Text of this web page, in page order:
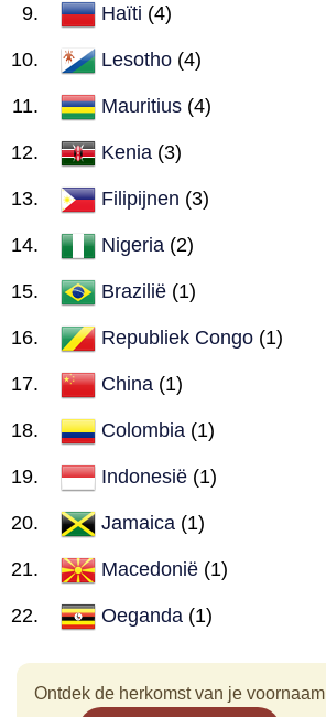
Haïti (4)
Lesotho (4)
Mauritius (4)
Kenia (3)
Filipijnen (3)
Nigeria (2)
Brazilië (1)
Republiek Congo (1)
China (1)
Colombia (1)
Indonesië (1)
Jamaica (1)
Macedonië (1)
Oeganda (1)
Ontdek de herkomst van je voornaam